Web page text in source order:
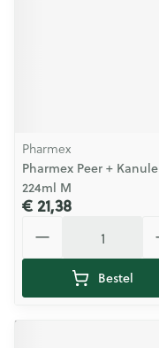
Pharmex
Pharmex Peer + Kanule
224ml M
€ 21,38
Bestel